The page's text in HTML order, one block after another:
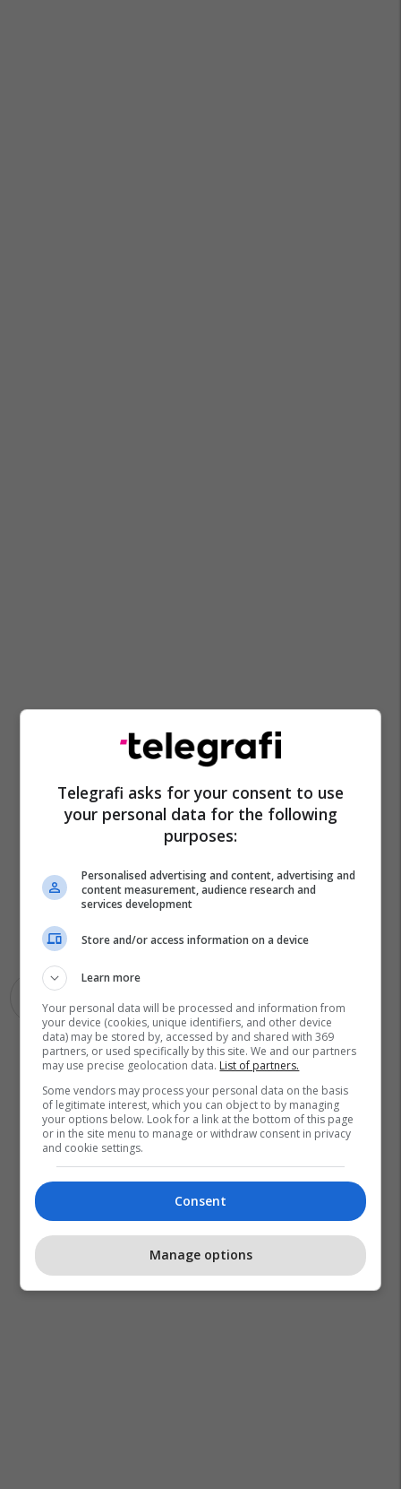
Telegrafi asks for your consent to use
your personal data for the following
purposes:
Personalised advertising and content, advertising and
content measurement, audience research and
services development
Store and/or access information on a device
Learn more
Your personal data will be processed and information from
your device (cookies, unique identifiers, and other device
data) may be stored by, accessed by and shared with 369
partners, or used specifically by this site. We and our partners
may use precise geolocation data. List of partners.
Some vendors may process your personal data on the basis
of legitimate interest, which you can object to by managing
your options below. Look for a link at the bottom of this page
or in the site menu to manage or withdraw consent in privacy
and cookie settings.
Consent
Manage options